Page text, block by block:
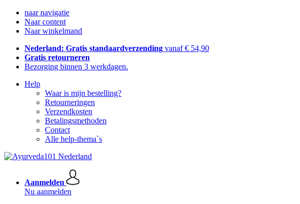
naar navigatie
Naar content
Naar winkelmand
Nederland: Gratis standaardverzending vanaf € 54,90
Gratis retourneren
Bezorging binnen 3 werkdagen.
Help
Waar is mijn bestelling?
Retourneringen
Verzendkosten
Betalingsmethoden
Contact
Alle help-thema`s
Aanmelden
Nu aanmelden